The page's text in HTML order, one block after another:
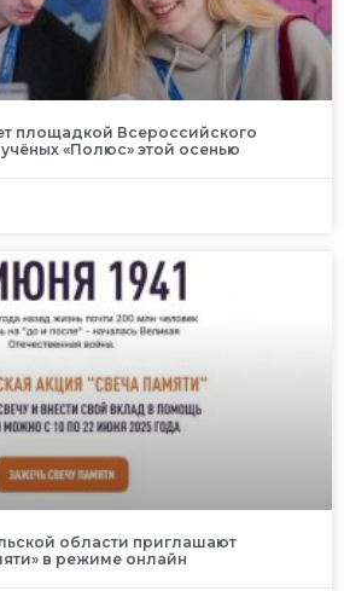
площадкой Всероссийского
«Полюс» этой осенью
области приглашают
в режиме онлайн